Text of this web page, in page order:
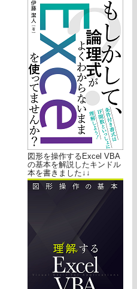
図形を操作するExcel VBA
の基本を解説したキンドル
本を書きました↓↓